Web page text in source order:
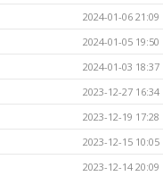
2024-01-06 21:09
2024-01-05 19:50
2024-01-03 18:37
2023-12-27 16:34
2023-12-19 17:28
2023-12-15 10:05
2023-12-14 20:09